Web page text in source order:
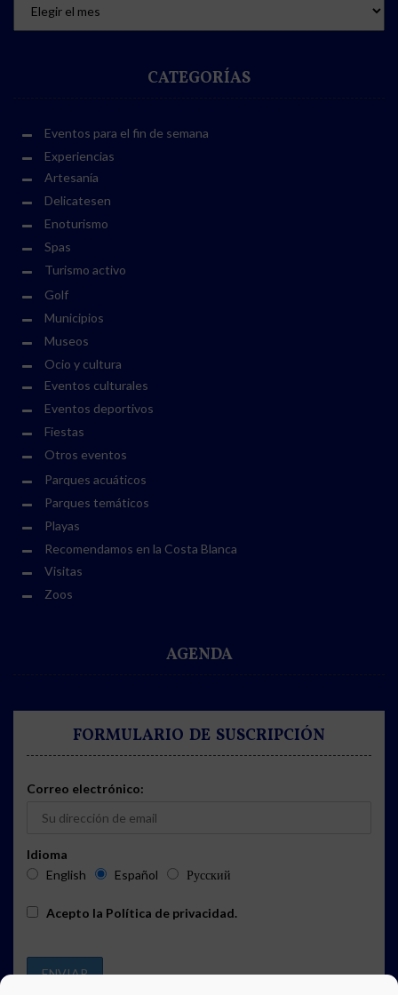
CATEGORÍAS
Eventos para el fin de semana
Experiencias
Artesanía
Delicatesen
Enoturismo
Spas
Turismo activo
Golf
Municipios
Museos
Ocio y cultura
Eventos culturales
Eventos deportivos
Fiestas
Otros eventos
Parques acuáticos
Parques temáticos
Playas
Recomendamos en la Costa Blanca
Visitas
Zoos
AGENDA
FORMULARIO DE SUSCRIPCIÓN
Correo electrónico:
Idioma
English
Español Русский
Acepto la Política de privacidad.